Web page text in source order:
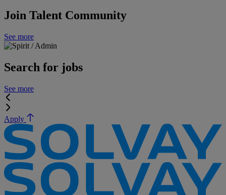
Join Talent Community
See more
Search for jobs
See more
Apply